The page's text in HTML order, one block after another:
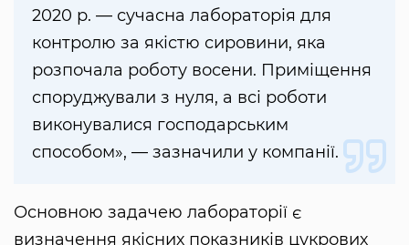
2020 р. — сучасна лабораторія для
контролю за якістю сировини, яка
розпочала роботу восени. Приміщення
споруджували з нуля, а всі роботи
виконувалися господарським
способом», — зазначили у компанії.
Основною задачею лабораторії є
визначення якісних показників цукрових